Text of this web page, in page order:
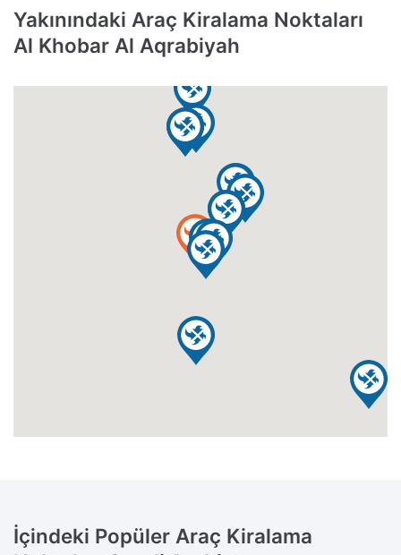
Yakınındaki Araç Kiralama Noktaları
Al Khobar Al Aqrabiyah
İçindeki Popüler Araç Kiralama